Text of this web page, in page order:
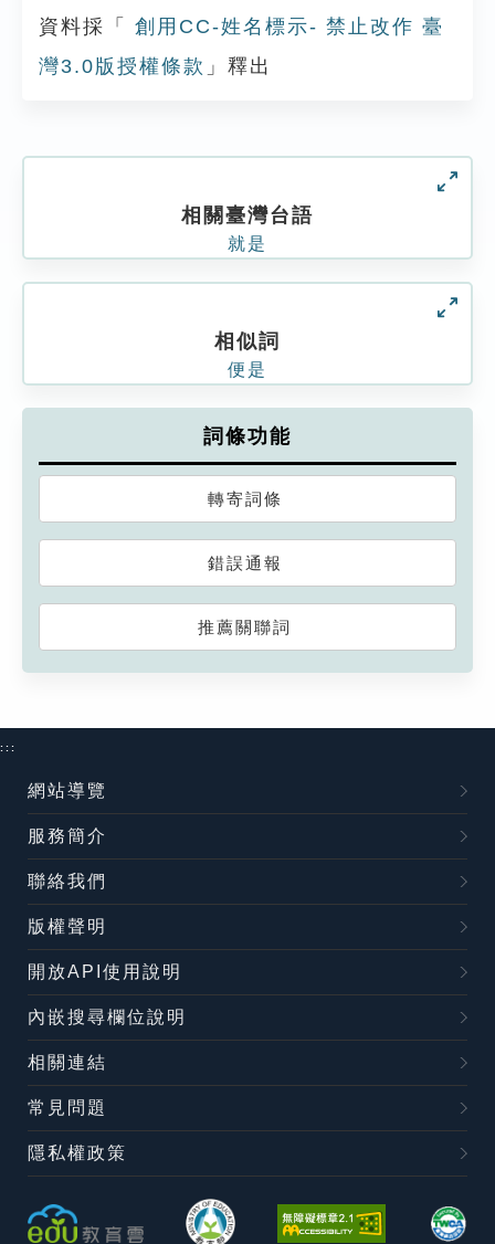
資料採「
創用CC-姓名標示- 禁止改作 臺
灣3.0版授權條款 」釋出
相關臺灣台語
就是
相似詞
便是
詞條功能
轉寄詞條
錯誤通報
推薦關聯詞
:::
網站導覽
服務簡介
聯絡我們
版權聲明
開放API使用說明
內嵌搜尋欄位說明
相關連結
常見問題
隱私權政策